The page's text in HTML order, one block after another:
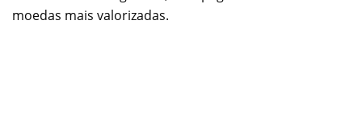
moedas mais valorizadas.